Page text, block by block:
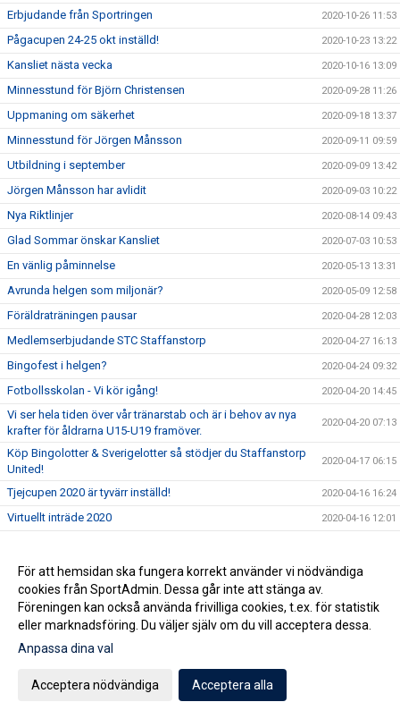
Erbjudande från Sportringen 2020-10-26 11:53
Pågacupen 24-25 okt inställd! 2020-10-23 13:22
Kansliet nästa vecka 2020-10-16 13:09
Minnesstund för Björn Christensen 2020-09-28 11:26
Uppmaning om säkerhet 2020-09-18 13:37
Minnesstund för Jörgen Månsson 2020-09-11 09:59
Utbildning i september 2020-09-09 13:42
Jörgen Månsson har avlidit 2020-09-03 10:22
Nya Riktlinjer 2020-08-14 09:43
Glad Sommar önskar Kansliet 2020-07-03 10:53
En vänlig påminnelse 2020-05-13 13:31
Avrunda helgen som miljonär? 2020-05-09 12:58
Föräldraträningen pausar 2020-04-28 12:03
Medlemserbjudande STC Staffanstorp 2020-04-27 16:13
Bingofest i helgen? 2020-04-24 09:32
Fotbollsskolan - Vi kör igång! 2020-04-20 14:45
Vi ser hela tiden över vår tränarstab och är i behov av nya
krafter för åldrarna U15-U19 framöver.
2020-04-20 07:13
Köp Bingolotter & Sverigelotter så stödjer du Staffanstorp
United!
2020-04-17 06:15
Tjejcupen 2020 är tyvärr inställd! 2020-04-16 16:24
Virtuellt inträde 2020 2020-04-16 12:01
Kansliet Påskstängt 2020-04-08 10:20
Uppdatering gällande träningar och träningsmatcher 2020-04-07 09:30
Påskbingo! 2020-04-03 13:10
Inställda matcher
Samtliga matcher ställs in tills vidare
Uppdatering gällande aktiviter på Staffansvallen med
För att hemsidan ska fungera korrekt använder vi nödvändiga
cookies från SportAdmin. Dessa går inte att stänga av.
Föreningen kan också använda frivilliga cookies, t.ex. för statistik
eller marknadsföring. Du väljer själv om du vill acceptera dessa.
Anpassa dina val
Acceptera nödvändiga Acceptera alla